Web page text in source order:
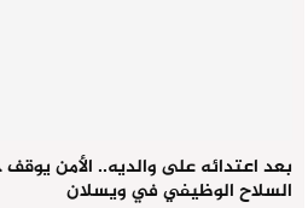
بعد اعتدائه على والديه.. الأمن
السلاح الوظيفي في ويسلان